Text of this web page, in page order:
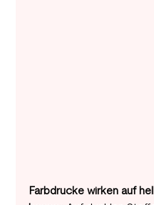
Farbdrucke wirken auf